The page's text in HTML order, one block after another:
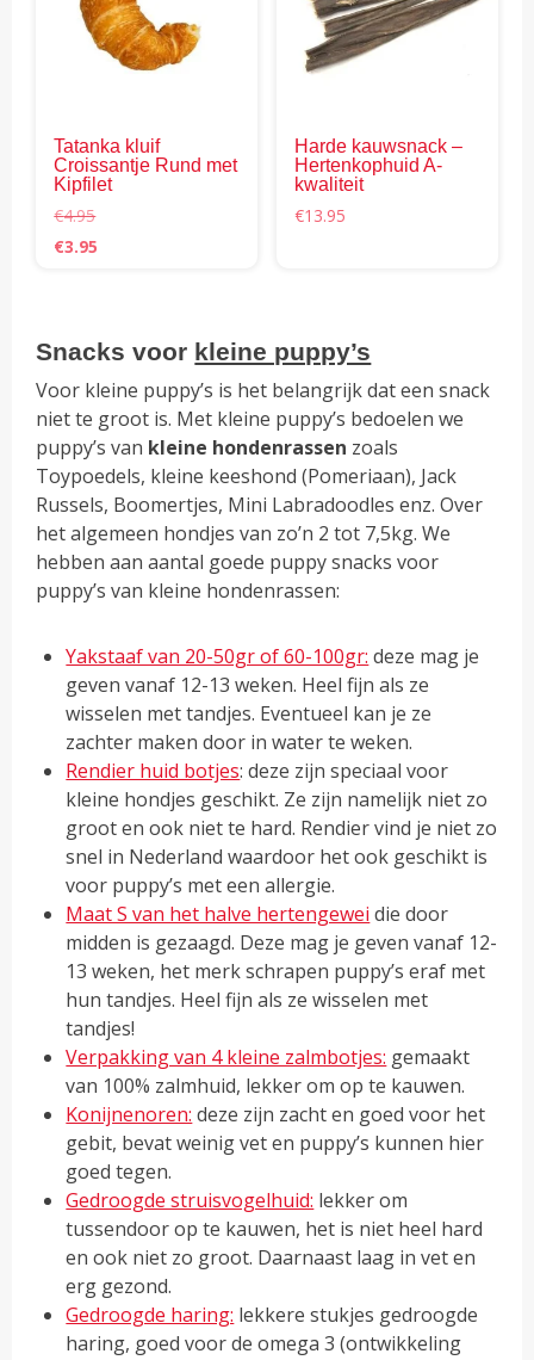
Tatanka kluif
Croissantje Rund met
Kipfilet
€4.95
Oorspronkelijke
€3.95
Harde kauwsnack –
Hertenkophuid A-
kwaliteit
€13.95
Snacks voor kleine puppy’s
Voor kleine puppy’s is het belangrijk dat een snack
niet te groot is. Met kleine puppy’s bedoelen we
puppy’s van kleine hondenrassen zoals
Toypoedels, kleine keeshond (Pomeriaan), Jack
Russels, Boomertjes, Mini Labradoodles enz. Over
het algemeen hondjes van zo’n 2 tot 7,5kg. We
hebben aan aantal goede puppy snacks voor
puppy’s van kleine hondenrassen:
Yakstaaf van 20-50gr of 60-100gr: deze mag je
geven vanaf 12-13 weken. Heel fijn als ze
wisselen met tandjes. Eventueel kan je ze
zachter maken door in water te weken.
Rendier huid botjes: deze zijn speciaal voor
kleine hondjes geschikt. Ze zijn namelijk niet zo
groot en ook niet te hard. Rendier vind je niet zo
snel in Nederland waardoor het ook geschikt is
voor puppy’s met een allergie.
Maat S van het halve hertengewei die door
midden is gezaagd. Deze mag je geven vanaf 12-
13 weken, het merk schrapen puppy’s eraf met
hun tandjes. Heel fijn als ze wisselen met
tandjes!
Verpakking van 4 kleine zalmbotjes: gemaakt
van 100% zalmhuid, lekker om op te kauwen.
Konijnenoren: deze zijn zacht en goed voor het
gebit, bevat weinig vet en puppy’s kunnen hier
goed tegen.
Gedroogde struisvogelhuid: lekker om
tussendoor op te kauwen, het is niet heel hard
en ook niet zo groot. Daarnaast laag in vet en
erg gezond.
Gedroogde haring: lekkere stukjes gedroogde
haring, goed voor de omega 3 (ontwikkeling